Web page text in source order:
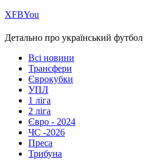
ХFBYou
Детально про український футбол
Всі новини
Трансфери
Єврокубки
УПЛ
1 ліга
2 ліга
Євро - 2024
ЧС -2026
Преса
Трибуна